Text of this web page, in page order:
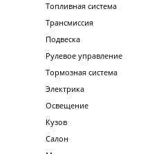
Топливная система
Трансмиссия
Подвеска
Рулевое управление
Тормозная система
Электрика
Освещение
Кузов
Салон